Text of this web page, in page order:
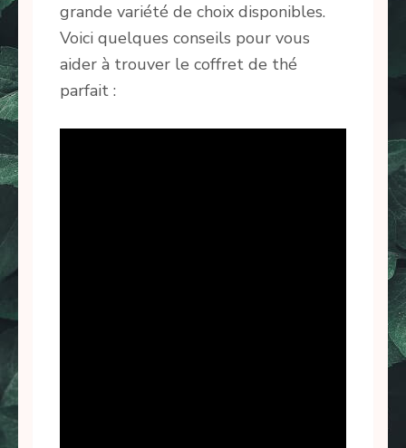
grande variété de choix disponibles.
Voici quelques conseils pour vous
aider à trouver le coffret de thé
parfait :